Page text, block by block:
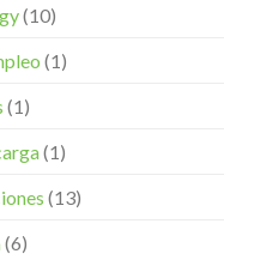
(10)
(1)
(1)
(1)
(13)
(6)